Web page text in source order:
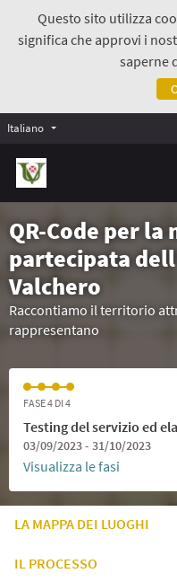
Questo sito utilizza
significa che approvi i
saperne
Italiano
QR-Code per la
partecipata
Valchero
Raccontiamo il territorio
rappresentano
FASE 4 DI 4
Testing del servizio ed
03/09/2023 - 31/10/2023
Visualizza le fasi
LA MAPPA DEI LUOGHI
IL PROCESSO